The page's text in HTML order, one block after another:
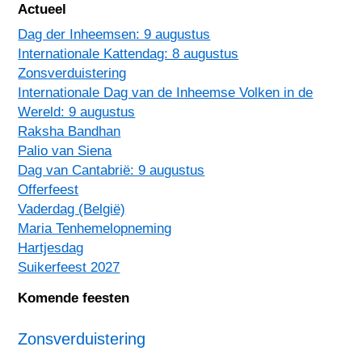
Actueel
Dag der Inheemsen: 9 augustus
Internationale Kattendag: 8 augustus
Zonsverduistering
Internationale Dag van de Inheemse Volken in de
Wereld: 9 augustus
Raksha Bandhan
Palio van Siena
Dag van Cantabrië: 9 augustus
Offerfeest
Vaderdag (België)
Maria Tenhemelopneming
Hartjesdag
Suikerfeest 2027
Komende feesten
Zonsverduistering